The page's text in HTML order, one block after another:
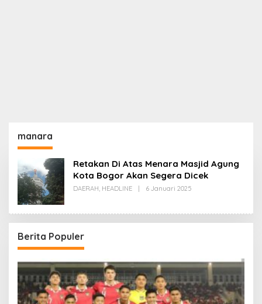
manara
Retakan Di Atas Menara Masjid Agung
Kota Bogor Akan Segera Dicek
DAERAH, HEADLINE 6 Januari 2025
Berita Populer